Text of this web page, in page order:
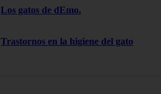
Los gatos de dEmo.
Trastornos en la higiene del gato